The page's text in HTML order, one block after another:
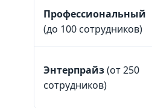
Профессиональный
(до 100 сотрудников)
Энтерпрайз(от 250
сотрудников)